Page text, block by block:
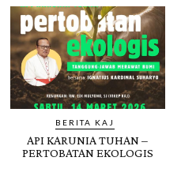
BERITA KAJ
API KARUNIA TUHAN –
PERTOBATAN EKOLOGIS